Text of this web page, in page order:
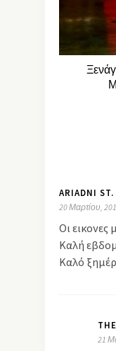
ARIADNI ST.
20 Μαρτίου,
Οι εικονες
Καλή
Καλό
21